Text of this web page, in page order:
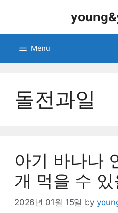
Menu
돌전과일
아기 바나나
개 먹을 수 있
2026년 01월 15일 by